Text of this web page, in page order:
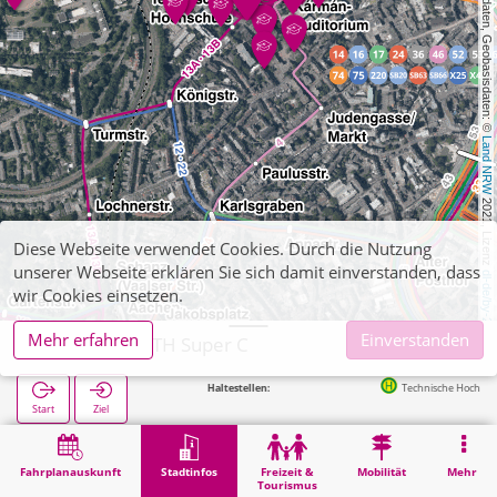
, Kartendaten, Geobasisdaten: ©
Land NRW
2021, Lizenz
dl-de/by-2-0
Fahrplanauskunft Stadtinfos
Freizeit &
Tourismus
Mobilität Mehr
Aachen, RWTH Super C
Start Ziel
Nächste Haltestellen: Technische Hochschule in 98m
Stadtinfos Hochschul-Institute Aachen, RWTH Super C
Diese Webseite verwendet Cookies. Durch die Nutzung
unserer Webseite erklären Sie sich damit einverstanden, dass
wir Cookies einsetzen.
Mehr erfahren
Einverstanden